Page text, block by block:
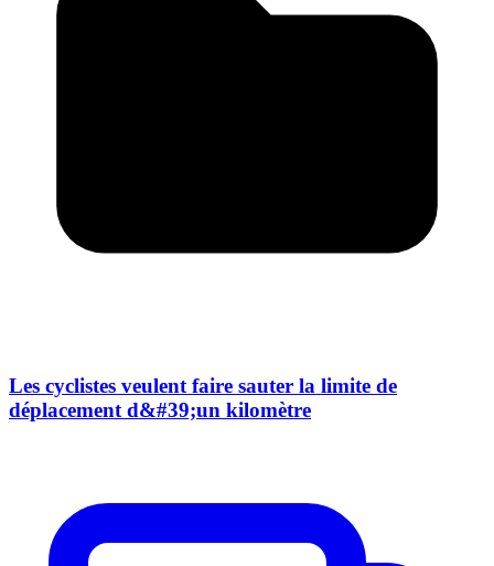
Les cyclistes veulent faire sauter la limite de
déplacement d&#39;un kilomètre